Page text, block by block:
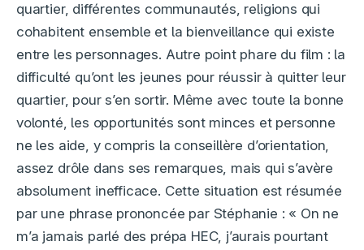
quartier, différentes communautés, religions qui
cohabitent ensemble et la bienveillance qui existe
entre les personnages. Autre point phare du film : la
difficulté qu’ont les jeunes pour réussir à quitter leur
quartier, pour s’en sortir. Même avec toute la bonne
volonté, les opportunités sont minces et personne
ne les aide, y compris la conseillère d’orientation,
assez drôle dans ses remarques, mais qui s’avère
absolument inefficace. Cette situation est résumée
par une phrase prononcée par Stéphanie : « On ne
m’a jamais parlé des prépa HEC, j’aurais pourtant